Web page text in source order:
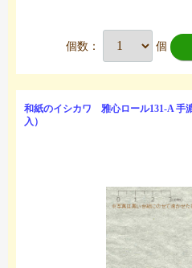
個数： 個
和紙のイシカワ 雅心ロール131-A 手
入）